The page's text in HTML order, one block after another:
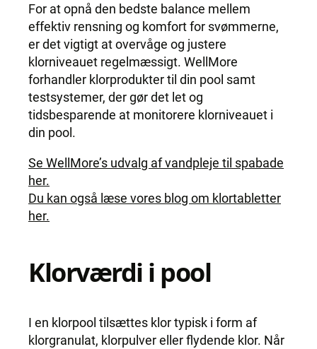
For at opnå den bedste balance mellem
effektiv rensning og komfort for svømmerne,
er det vigtigt at overvåge og justere
klorniveauet regelmæssigt. WellMore
forhandler klorprodukter til din pool samt
testsystemer, der gør det let og
tidsbesparende at monitorere klorniveauet i
din pool.
Se WellMore’s udvalg af vandpleje til spabade
her.
Du kan også læse vores blog om klortabletter
her.
Klorværdi i pool
I en klorpool tilsættes klor typisk i form af
klorgranulat, klorpulver eller flydende klor. Når